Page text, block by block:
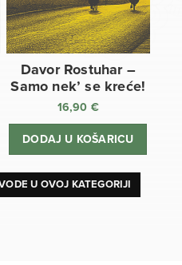
Davor Rostuhar –
Samo nek’ se kreće!
16,90 €
DODAJ U KOŠARICU
U OVOJ KATEGORIJI